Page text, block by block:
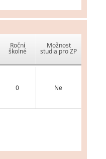
Roční
školné
Možnost
studia pro ZP
0 Ne